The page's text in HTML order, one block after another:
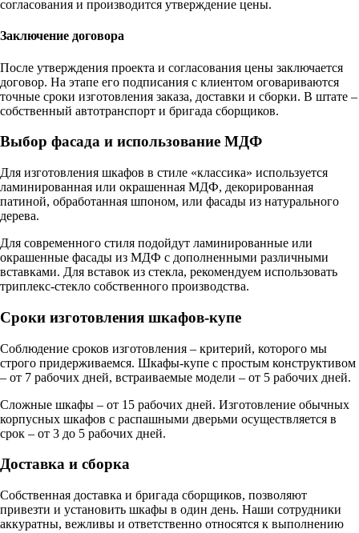
согласования и производится утверждение цены.
Заключение договора
После утверждения проекта и согласования цены заключается
договор. На этапе его подписания с клиентом оговариваются
точные сроки изготовления заказа, доставки и сборки. В штате –
собственный автотранспорт и бригада сборщиков.
Выбор фасада и использование МДФ
Для изготовления шкафов в стиле «классика» используется
ламинированная или окрашенная МДФ, декорированная
патиной, обработанная шпоном, или фасады из натурального
дерева.
Для современного стиля подойдут ламинированные или
окрашенные фасады из МДФ с дополненными различными
вставками. Для вставок из стекла, рекомендуем использовать
триплекс-стекло собственного производства.
Сроки изготовления шкафов-купе
Соблюдение сроков изготовления – критерий, которого мы
строго придерживаемся. Шкафы-купе с простым конструктивом
– от 7 рабочих дней, встраиваемые модели – от 5 рабочих дней.
Сложные шкафы – от 15 рабочих дней. Изготовление обычных
корпусных шкафов с распашными дверьми осуществляется в
срок – от 3 до 5 рабочих дней.
Доставка и сборка
Собственная доставка и бригада сборщиков, позволяют
привезти и установить шкафы в один день. Наши сотрудники
аккуратны, вежливы и ответственно относятся к выполнению